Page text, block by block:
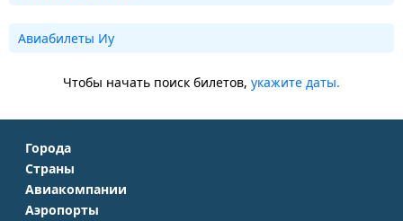
Авиабилеты Иу
Чтобы начать поиск билетов, укажите даты.
Города
Москва
Санкт-Петербург
Страны
Крым
Авиакомпании
Аэрофлот
Аэропорты